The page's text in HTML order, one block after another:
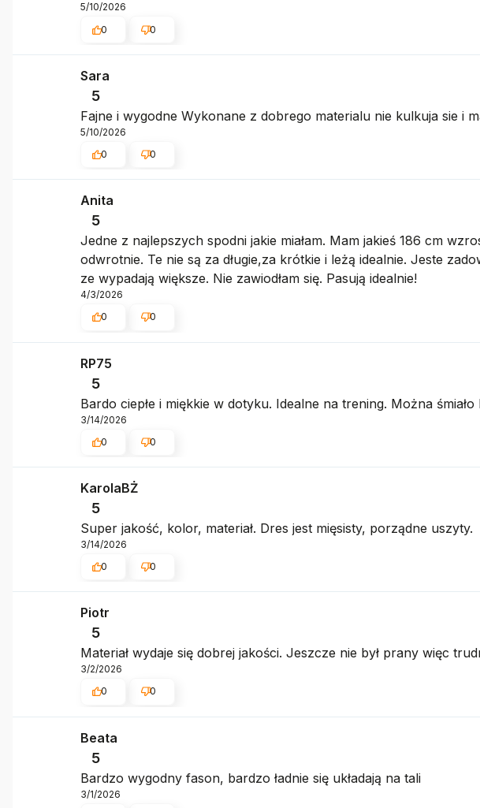
5/10/2026
0
0
Sara
5
Fajne i wygodne Wykonane z dobrego materialu nie kulkuja sie i
5/10/2026
0
0
Anita
5
Jedne z najlepszych spodni jakie miałam. Mam jakieś 186 cm
odwrotnie. Te nie są za długie,za krótkie i leżą idealnie. Jeste
ze wypadają większe. Nie zawiodłam się. Pasują idealnie!
4/3/2026
0
0
RP75
5
Bardo ciepłe i miękkie w dotyku. Idealne na trening. Można
3/14/2026
0
0
KarolaBŻ
5
Super jakość, kolor, materiał. Dres jest mięsisty, porządne uszyty.
3/14/2026
0
0
Piotr
5
Materiał wydaje się dobrej jakości. Jeszcze nie był prany więc
3/2/2026
0
0
Beata
5
Bardzo wygodny fason, bardzo ładnie się układają na tali
3/1/2026